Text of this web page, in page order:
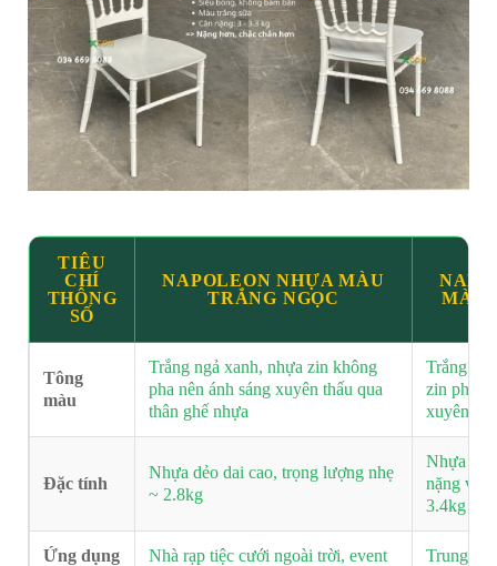
TIÊU
CHÍ
THÔNG
SỐ
NAPOLEON NHỰA MÀU
TRẮNG NGỌC
MÀU
Tông
màu
Trắng ngả xanh, nhựa zin không
pha nên ánh sáng xuyên thấu qua
thân ghế nhựa
Trắng
zin pha
xuyên
Đặc tính
Nhựa dẻo dai cao, trọng lượng nhẹ
~ 2.8kg
Nhựa
nặng và
3.4kg
Ứng dụng
Nhà rạp tiệc cưới ngoài trời, event
Trung